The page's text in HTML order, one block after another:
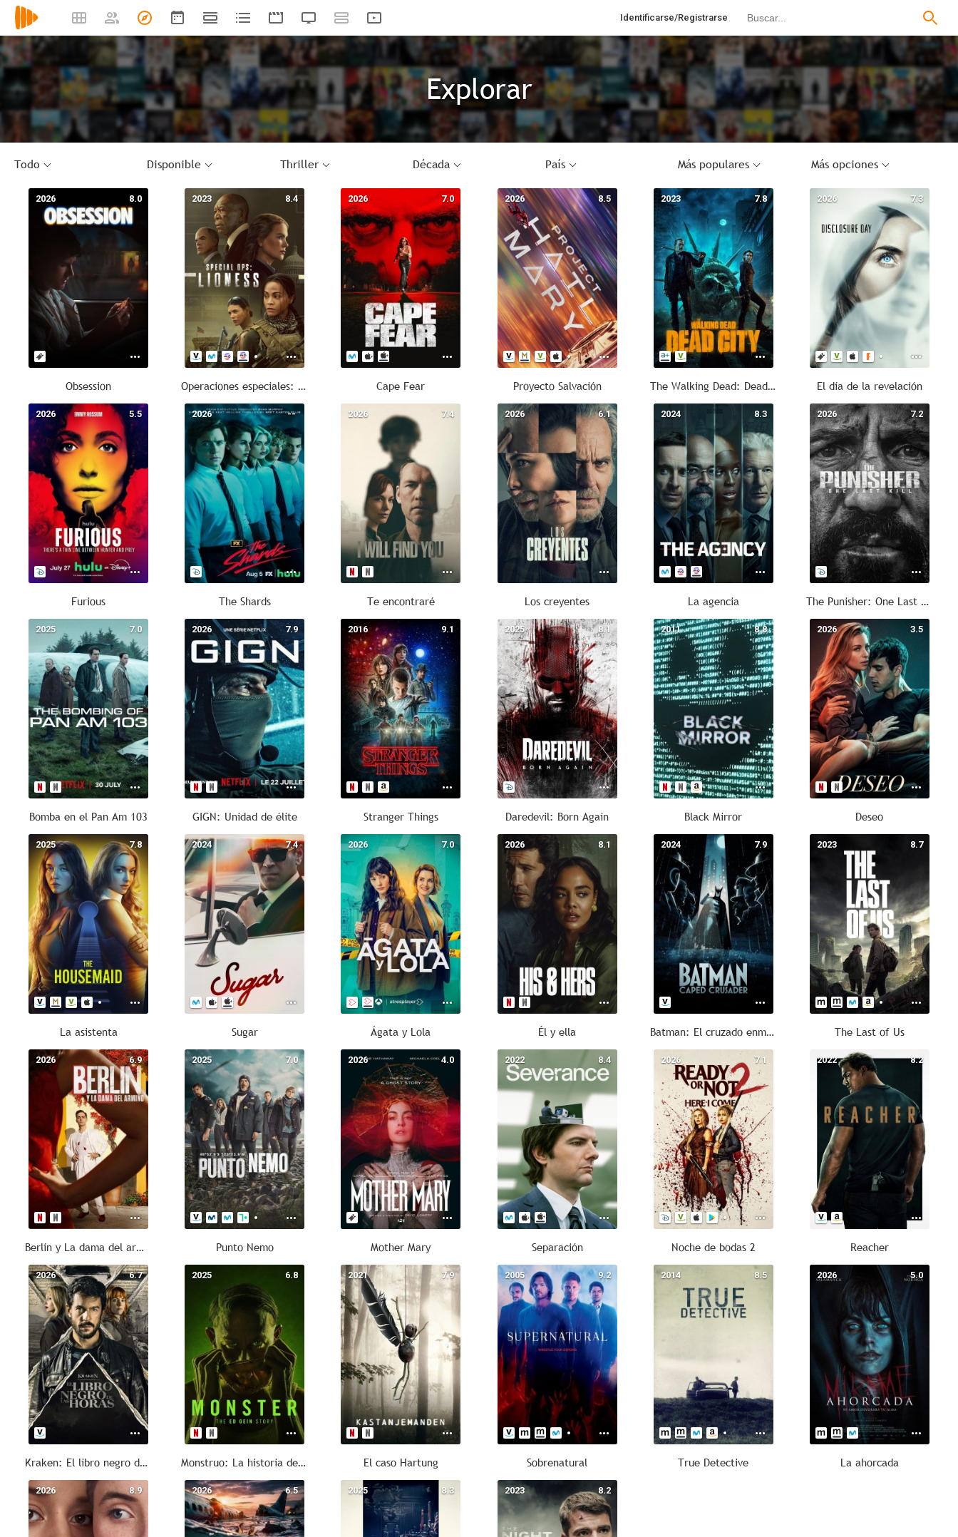
Identificarse/Registrarse
Explorar
Todo Disponible Thriller Década País Más populares Más opciones
8.0
2026
Obsession
8.4
2023
Operaciones especiales: Lioness
7.0
2026
Cape Fear
8.5
2026
Proyecto Salvación
7.8
2023
The Walking Dead: Dead City
7.3
2026
El día de la revelación
5.5
2026
Furious
--
2026
The Shards
7.4
2026
Te encontraré
6.1
2026
Los creyentes
8.3
2024
La agencia
7.2
2026
The Punisher: One Last Kill
7.0
2025
Bomba en el Pan Am 103
7.9
2026
GIGN: Unidad de élite
9.1
2016
Stranger Things
8.1
2025
Daredevil: Born Again
8.8
2011
Black Mirror
3.5
2026
Deseo
7.8
2025
La asistenta
7.4
2024
Sugar
7.0
2026
Ágata y Lola
8.1
2026
Él y ella
7.9
2024
Batman: El cruzado enmascarado
8.7
2023
The Last of Us
6.9
2026
Berlín y La dama del armiño
7.0
2025
Punto Nemo
4.0
2026
Mother Mary
8.4
2022
Separación
7.1
2026
Noche de bodas 2
8.2
2022
Reacher
6.7
2026
Kraken: El libro negro de las horas
6.8
2025
Monstruo: La historia de Ed Gein
7.9
2021
El caso Hartung
9.2
2005
Sobrenatural
8.5
2014
True Detective
5.0
2026
La ahorcada
8.9
2026 6.5
2026 8.3
2025 8.2
2023